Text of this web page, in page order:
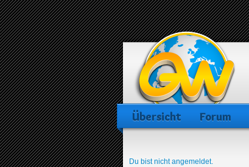
Übersicht Forum
Du bist nicht angemeldet.